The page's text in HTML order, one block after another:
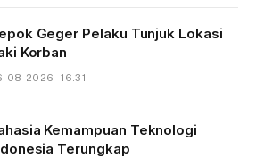
Geger Pelaku Tunjuk Lokasi
Korban
08-2026 - 16.31
Kemampuan Teknologi
Terungkap